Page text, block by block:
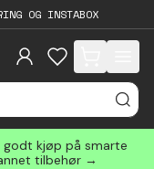
OG INSTABOX
items in cart,
kjøp på smarte
tilbehør →